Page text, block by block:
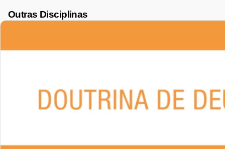
Outras Disciplinas